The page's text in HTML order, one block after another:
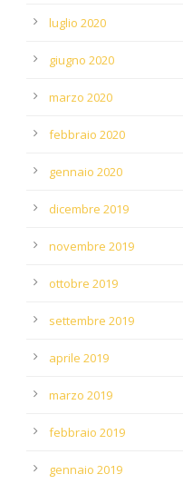
luglio 2020
giugno 2020
marzo 2020
febbraio 2020
gennaio 2020
dicembre 2019
novembre 2019
ottobre 2019
settembre 2019
aprile 2019
marzo 2019
febbraio 2019
gennaio 2019